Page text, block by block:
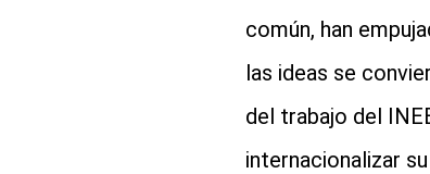
común, han
las ideas se
del trabajo del
internacionalizar